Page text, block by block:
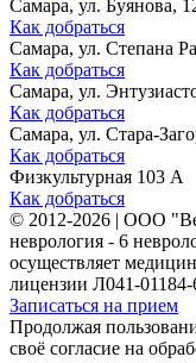
Самара, ул. Буянова,
Как добраться
Самара, ул. Степана
Как добраться
Самара, ул.
Как добраться
Самара, ул. Стара-
Как добраться
Физкультурная 103 А
Как добраться
© 2012-2026 | ООО
неврология - 6
осуществляет
лицензии Л041-01184-
Записаться на прием
Продолжая
своё согласие на